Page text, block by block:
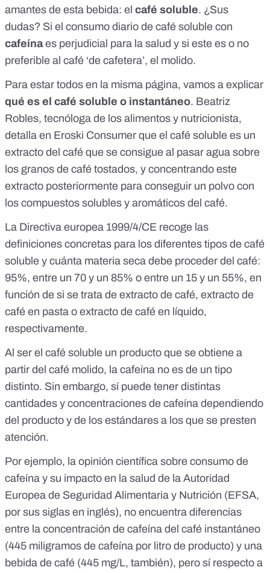
amantes de esta bebida: el café soluble. ¿Sus
dudas? Si el consumo diario de café soluble con
cafeínaes perjudicial para la salud y si este es o no
preferible al café ‘de cafetera’, el molido.
Para estar todos en la misma página, vamos a explicar
qué es el café soluble o instantáneo. Beatriz
Robles, tecnóloga de los alimentos y nutricionista,
detalla en Eroski Consumer que el café soluble es un
extracto del café que se consigue al pasar agua sobre
los granos de café tostados, y concentrando este
extracto posteriormente para conseguir un polvo con
los compuestos solubles y aromáticos del café.
La Directiva europea 1999/4/CE recoge las
definiciones concretas para los diferentes tipos de café
soluble y cuánta materia seca debe proceder del café:
95%, entre un 70 y un 85% o entre un 15 y un 55%, en
función de si se trata de extracto de café, extracto de
café en pasta o extracto de café en líquido,
respectivamente.
Al ser el café soluble un producto que se obtiene a
partir del café molido, la cafeína no es de un tipo
distinto. Sin embargo, sí puede tener distintas
cantidades y concentraciones de cafeína dependiendo
del producto y de los estándares a los que se presten
atención.
Por ejemplo, la opinión científica sobre consumo de
cafeína y su impacto en la salud de la Autoridad
Europea de Seguridad Alimentaria y Nutrición (EFSA,
por sus siglas en inglés), no encuentra diferencias
entre la concentración de cafeína del café instantáneo
(445 miligramos de cafeína por litro de producto) y una
bebida de café (445 mg/L, también), pero sí respecto a